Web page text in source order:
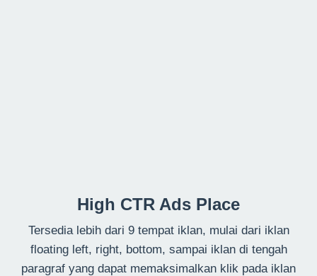
High CTR Ads Place
Tersedia lebih dari 9 tempat iklan, mulai dari iklan
floating left, right, bottom, sampai iklan di tengah
paragraf yang dapat memaksimalkan klik pada iklan